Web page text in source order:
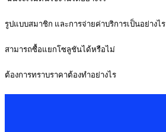
รูปแบบสมาชิก และการจ่ายค่าบริการเป็นอย่างไร
สามารถซื้อแยกโซลูชันได้หรือไม่
ต้องการทราบราคาต้องทำอย่างไร